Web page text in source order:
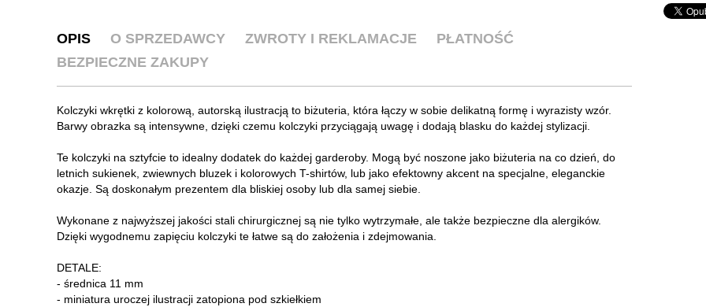
OPIS O SPRZEDAWCY ZWROTY I REKLAMACJE
PŁATNOŚĆ
BEZPIECZNE ZAKUPY
Kolczyki wkrętki z kolorową, autorską ilustracją to biżuteria, która łączy w sobie delikatną formę i wyrazisty wzór.
Barwy obrazka są intensywne, dzięki czemu kolczyki przyciągają uwagę i dodają blasku do każdej stylizacji.
Te kolczyki na sztyfcie to idealny dodatek do każdej garderoby. Mogą być noszone jako biżuteria na co dzień, do
letnich sukienek, zwiewnych bluzek i kolorowych T-shirtów, lub jako efektowny akcent na specjalne, eleganckie
okazje. Są doskonałym prezentem dla bliskiej osoby lub dla samej siebie.
Wykonane z najwyższej jakości stali chirurgicznej są nie tylko wytrzymałe, ale także bezpieczne dla alergików.
Dzięki wygodnemu zapięciu kolczyki te łatwe są do założenia i zdejmowania.
DETALE:
- średnica 11 mm
- miniatura uroczej ilustracji zatopiona pod szkiełkiem